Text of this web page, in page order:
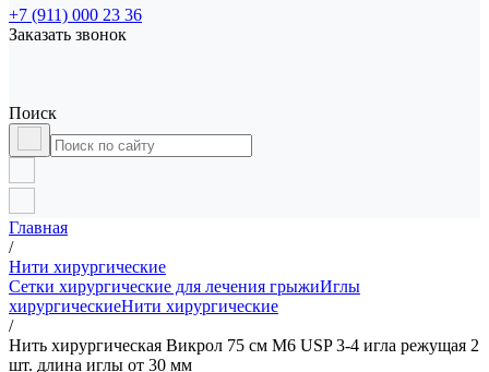
+7 (911) 000 23 36
Заказать звонок
Поиск
Главная
/
Нити хирургические
Сетки хирургические для лечения грыжиИглы
хирургическиеНити хирургические
/
Нить хирургическая Викрол 75 см М6 USP 3-4 игла режущая 2
шт. длина иглы от 30 мм